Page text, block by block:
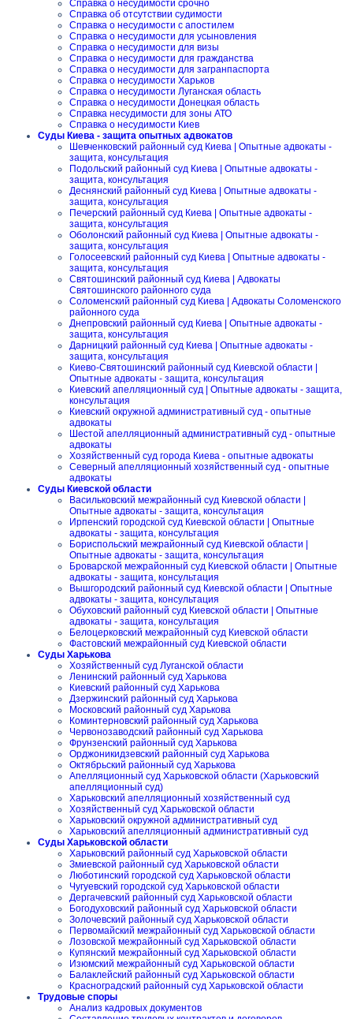
Справка о несудимости срочно
Справка об отсутствии судимости
Справка о несудимости с апостилем
Справка о несудимости для усыновления
Справка о несудимости для визы
Справка о несудимости для гражданства
Справка о несудимости для загранпаспорта
Справка о несудимости Харьков
Справка о несудимости Луганская область
Справка о несудимости Донецкая область
Справка несудимости для зоны АТО
Справка о несудимости Киев
Суды Киева - защита опытных адвокатов
Шевченковский районный суд Киева | Опытные адвокаты -
защита, консультация
Подольский районный суд Киева | Опытные адвокаты -
защита, консультация
Деснянский районный суд Киева | Опытные адвокаты -
защита, консультация
Печерский районный суд Киева | Опытные адвокаты -
защита, консультация
Оболонский районный суд Киева | Опытные адвокаты -
защита, консультация
Голосеевский районный суд Киева | Опытные адвокаты -
защита, консультация
Святошинский районный суд Киева | Адвокаты
Святошинского районного суда
Соломенский районный суд Киева | Адвокаты Соломенского
районного суда
Днепровский районный суд Киева | Опытные адвокаты -
защита, консультация
Дарницкий районный суд Киева | Опытные адвокаты -
защита, консультация
Киево-Святошинский районный суд Киевской области |
Опытные адвокаты - защита, консультация
Киевский апелляционный суд | Опытные адвокаты - защита,
консультация
Киевский окружной административный суд - опытные
адвокаты
Шестой апелляционный административный суд - опытные
адвокаты
Хозяйственный суд города Киева - опытные адвокаты
Северный апелляционный хозяйственный суд - опытные
адвокаты
Суды Киевской области
Васильковский межрайонный суд Киевской области |
Опытные адвокаты - защита, консультация
Ирпенский городской суд Киевской области | Опытные
адвокаты - защита, консультация
Бориспольский межрайонный суд Киевской области |
Опытные адвокаты - защита, консультация
Броварской межрайонный суд Киевской области | Опытные
адвокаты - защита, консультация
Вышгородский районный суд Киевской области | Опытные
адвокаты - защита, консультация
Обуховский районный суд Киевской области | Опытные
адвокаты - защита, консультация
Белоцерковский межрайонный суд Киевской области
Фастовский межрайонный суд Киевской области
Суды Харькова
Хозяйственный суд Луганской области
Ленинский районный суд Харькова
Киевский районный суд Харькова
Дзержинский районный суд Харькова
Московский районный суд Харькова
Коминтерновский районный суд Харькова
Червонозаводский районный суд Харькова
Фрунзенский районный суд Харькова
Орджоникидзевский районный суд Харькова
Октябрьский районный суд Харькова
Апелляционный суд Харьковской области (Харьковский
апелляционный суд)
Харьковский апелляционный хозяйственный суд
Хозяйственный суд Харьковской области
Харьковский окружной административный суд
Харьковский апелляционный административный суд
Суды Харьковской области
Харьковский районный суд Харьковской области
Змиевской районный суд Харьковской области
Люботинский городской суд Харьковской области
Чугуевский городской суд Харьковской области
Дергачевский районный суд Харьковской области
Богодуховский районный суд Харьковской области
Золочевский районный суд Харьковской области
Первомайский межрайонный суд Харьковской области
Лозовской межрайонный суд Харьковской области
Купянский межрайонный суд Харьковской области
Изюмский межрайонный суд Харьковской области
Балаклейский районный суд Харьковской области
Красноградский районный суд Харьковской области
Трудовые споры
Анализ кадровых документов